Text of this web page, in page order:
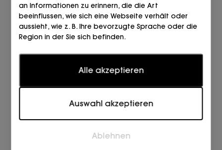
UNISA
ABIERTO LADOS LINO+ANTE
UNISA
ABIERTO LADOS CUNA BAJA
an Informationen zu erinnern, die die Art
beeinflussen, wie sich eine Webseite verhält oder
aussieht, wie z. B. Ihre bevorzugte Sprache oder die
Region in der Sie sich befinden.
Statistik-Cookies helfen Webseiten-Besitzern zu
gemeldet werden.
Marketing-Cookies werden verwendet, um Besucher
Alle akzeptieren
Auswahl akzeptieren
Ablehnen